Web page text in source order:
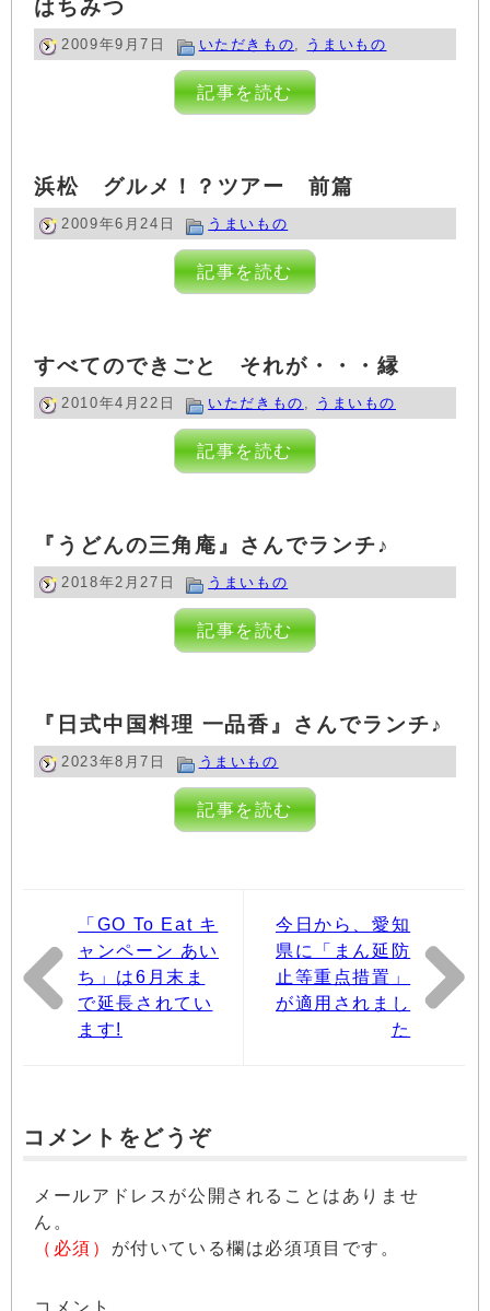
はちみつ
2009年9月7日 いただきもの, うまいもの
記事を読む
浜松 グルメ！？ツアー 前篇
2009年6月24日 うまいもの
記事を読む
すべてのできごと それが・・・縁
2010年4月22日 いただきもの , うまいもの
記事を読む
『うどんの三角庵』さんでランチ♪
2018年2月27日 うまいもの
記事を読む
『日式中国料理 一品香』さんでランチ♪
2023年8月7日 うまいもの
記事を読む
「GO To Eat キ
ャンペーン あい
ち」は6月末ま
で延長されてい
ます!
今日から、愛知
県に「まん延防
止等重点措置」
が適用されまし
た
コメントをどうぞ
メールアドレスが公開されることはありませ
ん。
（必須） が付いている欄は必須項目です。
コメント